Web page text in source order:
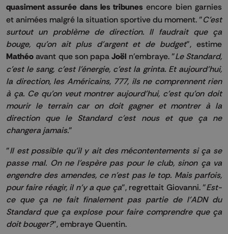
quasiment assurée dans les tribunes encore bien garnies
et animées malgré la situation sportive du moment. "C'est
surtout un problème de direction. Il faudrait que ça
bouge, qu'on ait plus d'argent et de budget", estime
Mathéo avant que son papaJoël n'embraye. "Le Standard,
c'est le sang, c'est l'énergie, c'est la grinta. Et aujourd'hui,
la direction, les Américains, 777, ils ne comprennent rien
à ça. Ce qu'on veut montrer aujourd'hui, c'est qu'on doit
mourir le terrain car on doit gagner et montrer à la
direction que le Standard c'est nous et que ça ne
changera jamais."
"Il est possible qu'il y ait des mécontentements si ça se
passe mal. On ne l'espère pas pour le club, sinon ça va
engendre des amendes, ce n'est pas le top. Mais parfois,
pour faire réagir, il n'y a que ça", regrettait Giovanni. "Est-
ce que ça ne fait finalement pas partie de l'ADN du
Standard que ça explose pour faire comprendre que ça
doit bouger?", embraye Quentin.